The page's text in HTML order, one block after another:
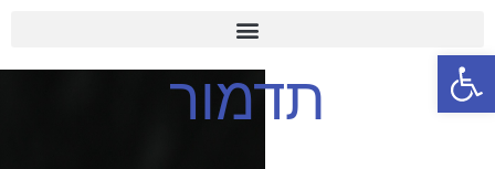
פתח סרגל נגישות
תדמור